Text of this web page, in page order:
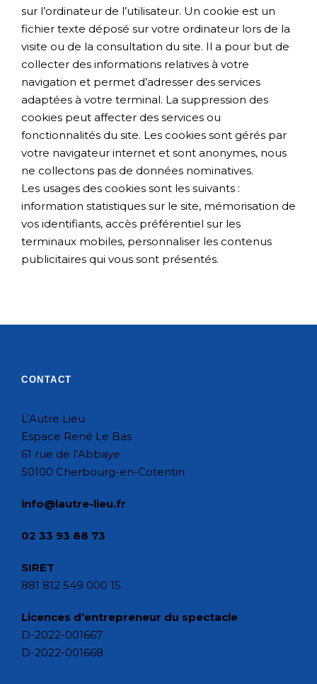
sur l’ordinateur de l’utilisateur. Un cookie est un
fichier texte déposé sur votre ordinateur lors de la
visite ou de la consultation du site. Il a pour but de
collecter des informations relatives à votre
navigation et permet d’adresser des services
adaptées à votre terminal. La suppression des
cookies peut affecter des services ou
fonctionnalités du site. Les cookies sont gérés par
votre navigateur internet et sont anonymes, nous
ne collectons pas de données nominatives.
Les usages des cookies sont les suivants :
information statistiques sur le site, mémorisation de
vos identifiants, accès préférentiel sur les
terminaux mobiles, personnaliser les contenus
publicitaires qui vous sont présentés.
CONTACT
L’Autre Lieu
Espace René Le Bas
61 rue de l’Abbaye
50100 Cherbourg-en-Cotentin
info@lautre-lieu.fr
02 33 93 88 73
SIRET
881 812 549 000 15
Licences d’entrepreneur du spectacle
D-2022-001667
D-2022-001668